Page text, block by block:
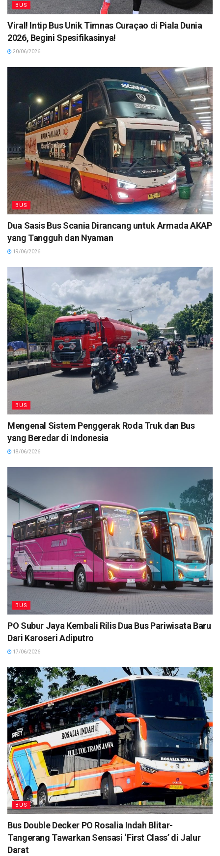
BUS
Viral! Intip Bus Unik Timnas Curaçao di Piala Dunia
2026, Begini Spesifikasinya!
20/06/2026
BUS
Dua Sasis Bus Scania Dirancang untuk Armada AKAP
yang Tangguh dan Nyaman
19/06/2026
BUS
Mengenal Sistem Penggerak Roda Truk dan Bus
yang Beredar di Indonesia
18/06/2026
BUS
PO Subur Jaya Kembali Rilis Dua Bus Pariwisata Baru
Dari Karoseri Adiputro
17/06/2026
BUS
Bus Double Decker PO Rosalia Indah Blitar-
Tangerang Tawarkan Sensasi ‘First Class’ di Jalur
Darat